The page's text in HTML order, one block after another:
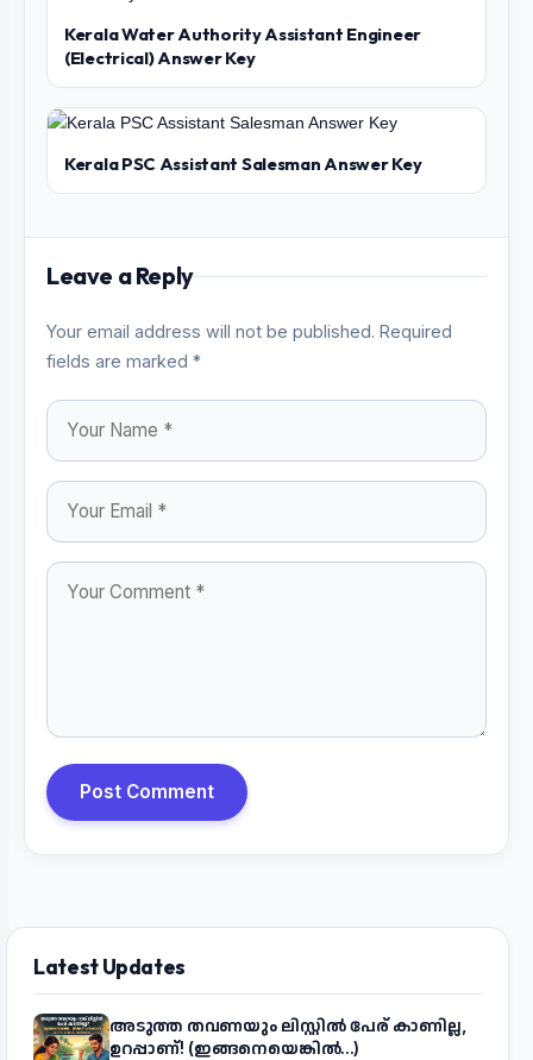
Kerala Water Authority Assistant Engineer
(Electrical) Answer Key
Kerala PSC Assistant Salesman Answer Key
Leave a Reply
Your email address will not be published. Required
fields are marked *
Post Comment
Latest Updates
അടുത്ത തവണയും ലിസ്റ്റിൽ പേര് കാണില്ല,
ഉറപ്പാണ്! (ഇങ്ങനെയെങ്കിൽ...)